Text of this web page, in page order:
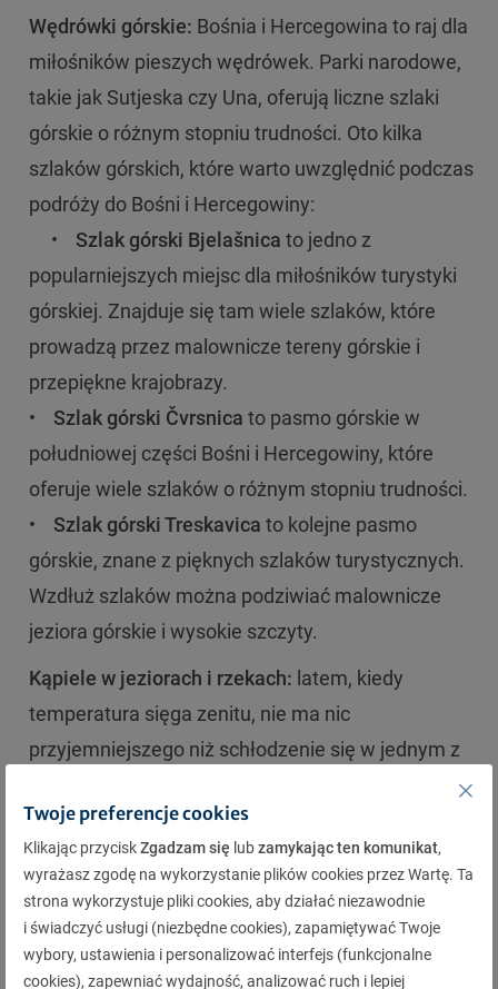
Wędrówki górskie: Bośnia i Hercegowina to raj dla
miłośników pieszych wędrówek. Parki narodowe,
takie jak Sutjeska czy Una, oferują liczne szlaki
górskie o różnym stopniu trudności. Oto kilka
szlaków górskich, które warto uwzględnić podczas
podróży do Bośni i Hercegowiny:
• Szlak górski Bjelašnica to jedno z
popularniejszych miejsc dla miłośników turystyki
górskiej. Znajduje się tam wiele szlaków, które
prowadzą przez malownicze tereny górskie i
przepiękne krajobrazy.
• Szlak górski Čvrsnica to pasmo górskie w
południowej części Bośni i Hercegowiny, które
oferuje wiele szlaków o różnym stopniu trudności.
• Szlak górski Treskavica to kolejne pasmo
górskie, znane z pięknych szlaków turystycznych.
Wzdłuż szlaków można podziwiać malownicze
jeziora górskie i wysokie szczyty.
Kąpiele w jeziorach i rzekach: latem, kiedy
temperatura sięga zenitu, nie ma nic
przyjemniejszego niż schłodzenie się w jednym z
Jezioro Jablanicko, Jezioro Pliva czy rzeka Una to
tylko kilka z miejsc, gdzie można cieszyć się
kąpielą w krystalicznie czystej wodzie otoczonej
malowniczymi krajobrazami.
Kuchnia:Cevapi to o jedno z najbardziej
Twoje preferencje cookies
Klikając przyciskZgadzam się lubzamykając ten komunikat,
wyrażasz zgodę na wykorzystanie plików cookies przez Wartę. Ta
strona wykorzystuje pliki cookies, aby działać niezawodnie
i świadczyć usługi (niezbędne cookies), zapamiętywać Twoje
wybory, ustawienia i personalizować interfejs (funkcjonalne
cookies), zapewniać wydajność, analizować ruch i lepiej